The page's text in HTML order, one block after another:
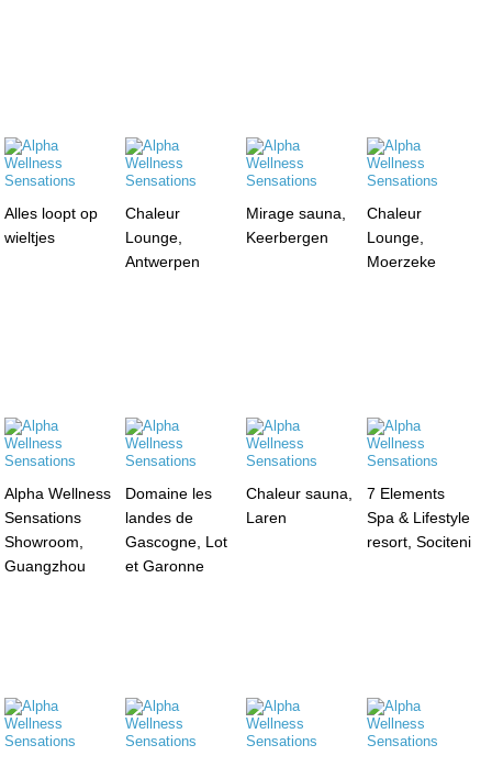
Alles loopt op
wieltjes
Chaleur
Lounge,
Antwerpen
Mirage sauna,
Keerbergen
Chaleur
Lounge,
Moerzeke
Alpha Wellness
Sensations
Showroom,
Guangzhou
Domaine les
landes de
Gascogne, Lot
et Garonne
Chaleur sauna,
Laren
7 Elements
Spa & Lifestyle
resort, Sociteni